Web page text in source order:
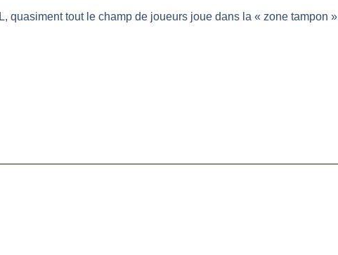
quasiment tout le champ de joueurs joue dans la « zone tampon »